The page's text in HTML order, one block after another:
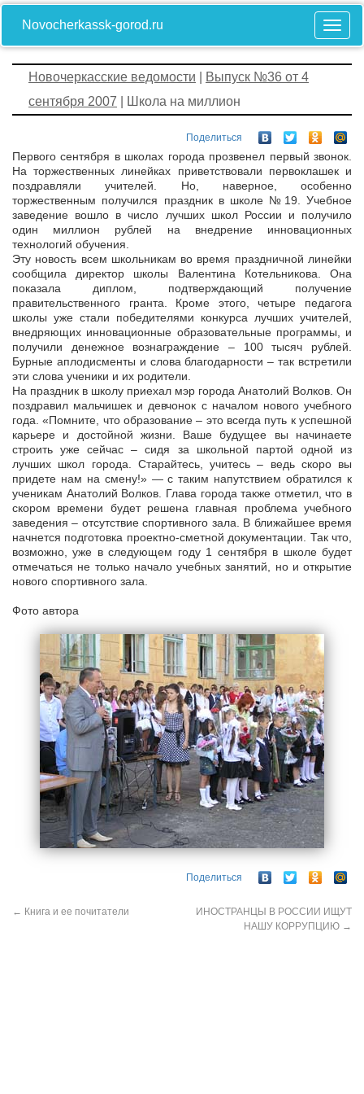
Novocherkassk-gorod.ru
Новочеркасские ведомости
Выпуск №36 от 4
сентября 2007 | Школа на миллион
Поделиться
Первого сентября в школах города прозвенел первый звонок.
На торжественных линейках приветствовали первоклашек и
поздравляли учителей. Но, наверное, особенно
торжественным получился праздник в школе №19. Учебное
заведение вошло в число лучших школ России и получило
один миллион рублей на внедрение инновационных
технологий обучения.
Эту новость всем школьникам во время праздничной линейки
сообщила директор школы Валентина Котельникова. Она
показала диплом, подтверждающий получение
правительственного гранта. Кроме этого, четыре педагога
школы уже стали победителями конкурса лучших учителей,
внедряющих инновационные образовательные программы, и
получили денежное вознаграждение – 100 тысяч рублей.
Бурные аплодисменты и слова благодарности – так встретили
эти слова ученики и их родители.
На праздник в школу приехал мэр города Анатолий Волков. Он
поздравил мальчишек и девчонок с началом нового учебного
года. «Помните, что образование – это всегда путь к успешной
карьере и достойной жизни. Ваше будущее вы начинаете
строить уже сейчас – сидя за школьной партой одной из
лучших школ города. Старайтесь, учитесь – ведь скоро вы
придете нам на смену!» — с таким напутствием обратился к
ученикам Анатолий Волков. Глава города также отметил, что в
скором времени будет решена главная проблема учебного
заведения – отсутствие спортивного зала. В ближайшее время
начнется подготовка проектно-сметной документации. Так что,
возможно, уже в следующем году 1 сентября в школе будет
отмечаться не только начало учебных занятий, но и открытие
нового спортивного зала.
Фото автора
Поделиться
← Книга и ее почитатели
ИНОСТРАНЦЫ В РОССИИ ИЩУТ
НАШУ КОРРУПЦИЮ →